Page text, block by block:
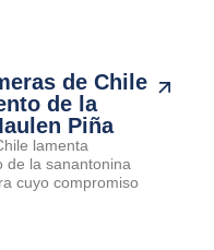
de Chile
de la
Piña
lamenta
de la sanantonina
cuyo compromiso